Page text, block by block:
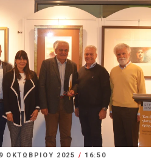
ΟΚΤΩΒΡΊΟΥ 2025 / 16:50